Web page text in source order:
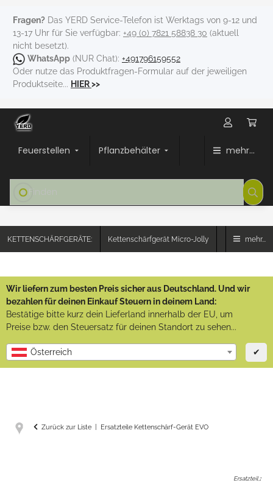
Fragen? Das YERD Service-Telefon ist Werktags von 9-12 und
13-17 Uhr für Sie verfügbar: +49 (0) 7821 58838 30 (aktuell
nicht besetzt).
WhatsApp (NUR Chat): +491796159552
Oder nutze das Produktfragen-Formular auf der jeweiligen
Produktseite... HIER>>
Feuerstellen Pflanzbehälter mehr...
KETTENSCHÄRFGERÄTE: Kettenschärfgerät Micro-Jolly mehr...
Wir liefern zum besten Preis sicher aus Deutschland. Und wir
bezahlen für deinen Einkauf Steuern in deinem Land:
Bestätige bitte kurz dein Lieferland innerhalb der EU, um
Preise bzw. den Steuersatz für deinen Standort zu sehen...
Österreich ✔
Zurück zur Liste Ersatzteile Kettenschärf-Gerät EVO
Ersatzteil,: